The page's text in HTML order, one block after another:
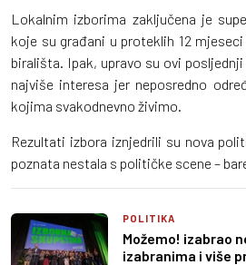
Lokalnim izborima zaključena je
koje su građani u proteklih 12
birališta. Ipak, upravo su ovi posljednji
najviše interesa jer neposredno
kojima svakodnevno živimo.
Rezultati izbora iznjedrili su nova
poznata nestala s političke scene –
POLITIKA
Možemo! izabrao
izabranima i više